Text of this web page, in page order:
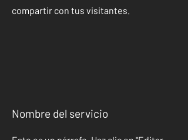
compartir con tus visitantes.
Nombre del servicio